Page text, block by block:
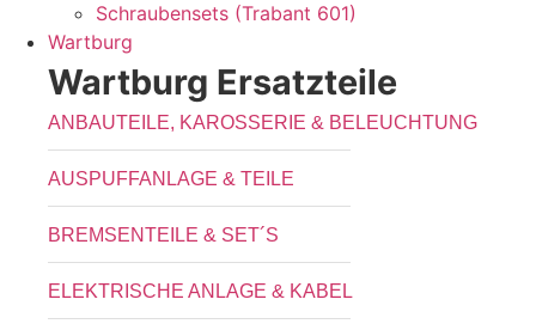
Schraubensets (Trabant 601)
Wartburg
Wartburg Ersatzteile
ANBAUTEILE, KAROSSERIE & BELEUCHTUNG
AUSPUFFANLAGE & TEILE
BREMSENTEILE & SET´S
ELEKTRISCHE ANLAGE & KABEL